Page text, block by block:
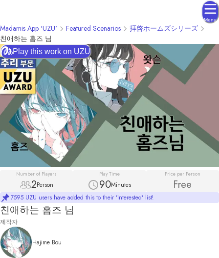
Menu
Madamis App 'UZU' Featured Scenarios
拝啓ホームズシリーズ
친애하는 홈즈 님
Number of Players
2Person
Play Time
90Minutes
Price per Person
Free
7595 UZU users have added this to their 'Interested' list!
Play this work on UZU
친애하는 홈즈 님
제작자
Hajime Bou